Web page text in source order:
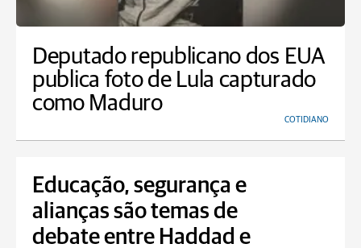
Deputado republicano dos EUA
publica foto de Lula capturado
como Maduro
COTIDIANO
Educação, segurança e
alianças são temas de
debate entre Haddad e